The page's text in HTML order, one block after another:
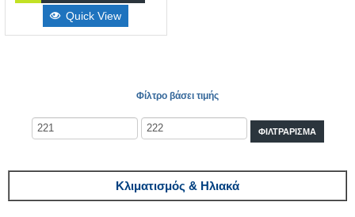
Quick View
Φίλτρο βάσει τιμής
ΦΙΛΤΡΆΡΙΣΜΑ
Κλιματισμός & Ηλιακά